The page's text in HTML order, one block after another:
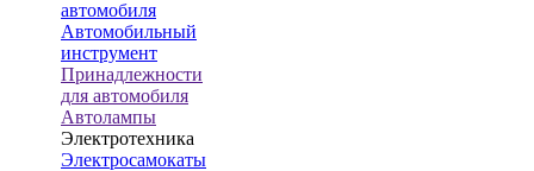
автомобиля
Автомобильный
инструмент
Принадлежности
для автомобиля
Автолампы
Электротехника
Электросамокаты